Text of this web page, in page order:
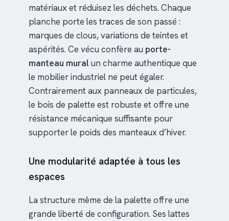
matériaux et réduisez les déchets. Chaque
planche porte les traces de son passé :
marques de clous, variations de teintes et
aspérités. Ce vécu confère au porte-
manteau mural un charme authentique que
le mobilier industriel ne peut égaler.
Contrairement aux panneaux de particules,
le bois de palette est robuste et offre une
résistance mécanique suffisante pour
supporter le poids des manteaux d’hiver.
Une modularité adaptée à tous les
espaces
La structure même de la palette offre une
grande liberté de configuration. Ses lattes